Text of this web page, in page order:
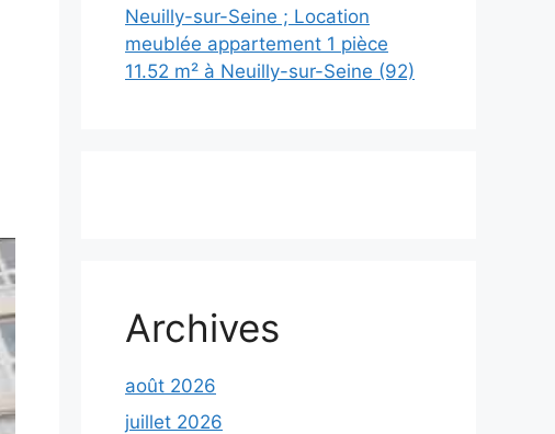
Neuilly-sur-Seine ; Location
meublée appartement 1 pièce
11.52 m² à Neuilly-sur-Seine (92)
Archives
août 2026
juillet 2026